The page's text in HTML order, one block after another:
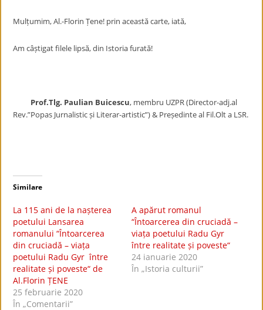
Mulțumim, Al.-Florin Țene! prin această carte, iată,
Am câștigat filele lipsă, din Istoria furată!
Prof.Tlg. Paulian Buicescu, membru UZPR (Director-adj.al
Rev.”Popas Jurnalistic și Literar-artistic”) & Președinte al Fil.Olt a LSR.
Similare
La 115 ani de la nașterea
poetului Lansarea
romanului “Întoarcerea
din cruciadă – viața
poetului Radu Gyr între
realitate și poveste“ de
Al.Florin ȚENE
25 februarie 2020
În „Comentarii”
A apărut romanul
“Întoarcerea din cruciadă –
viața poetului Radu Gyr
între realitate și poveste“
24 ianuarie 2020
În „Istoria culturii”